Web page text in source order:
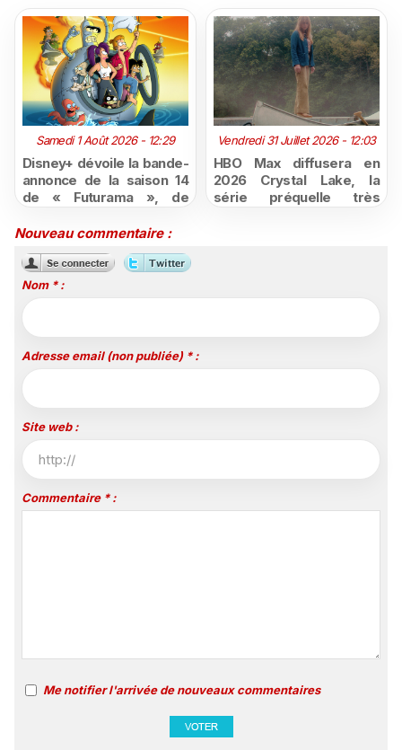
Samedi 1 Août 2026 - 12:29
Disney+ dévoile la bande-
annonce de la saison 14
de « Futurama », de
Vendredi 31 Juillet 2026 - 12:03
HBO Max diffusera en
2026 Crystal Lake, la
série préquelle très
Nouveau commentaire :
Nom * :
Adresse email (non publiée) * :
Site web :
Commentaire * :
Me notifier l'arrivée de nouveaux commentaires